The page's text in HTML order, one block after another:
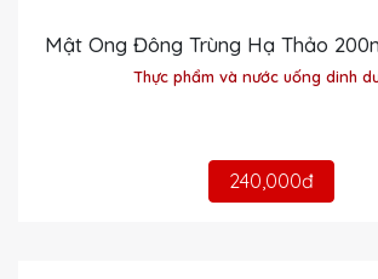
Mật Ong Đông Trùng Hạ Thảo
Thực phẩm và nước uống dinh
240,000đ